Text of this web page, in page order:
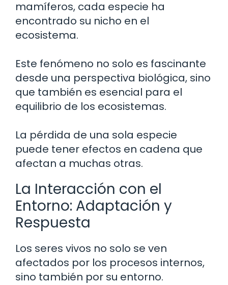
mamíferos, cada especie ha
encontrado su nicho en el
ecosistema.
Este fenómeno no solo es fascinante
desde una perspectiva biológica, sino
que también es esencial para el
equilibrio de los ecosistemas.
La pérdida de una sola especie
puede tener efectos en cadena que
afectan a muchas otras.
La Interacción con el
Entorno: Adaptación y
Respuesta
Los seres vivos no solo se ven
afectados por los procesos internos,
sino también por su entorno.